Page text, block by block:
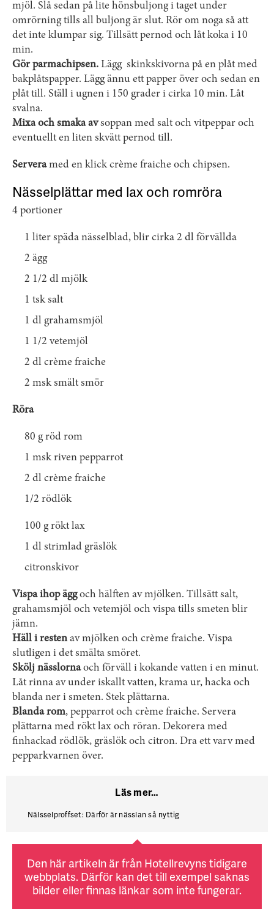
mjöl. Slå sedan på lite hönsbuljong i taget under
omrörning tills all buljong är slut. Rör om noga så att
det inte klumpar sig. Tillsätt pernod och låt koka i 10
min.
Gör parmachipsen. Lägg skinkskivorna på en plåt med
bakplåtspapper. Lägg ännu ett papper över och sedan en
plåt till. Ställ i ugnen i 150 grader i cirka 10 min. Låt
svalna.
Mixa och smaka avsoppan med salt och vitpeppar och
eventuellt en liten skvätt pernod till.
Serveramed en klick crème ­fraiche och chipsen.
Nässelplättar med lax och romröra
4 portioner
1 liter späda nässelblad, blir cirka 2 dl förvällda
2 ägg
2 1/2 dl mjölk
1 tsk salt
1 dl grahamsmjöl
1 1/2 vetemjöl
2 dl crème fraiche
2 msk smält smör
Röra
80 g röd rom
1 msk riven pepparrot
2 dl crème fraiche
1/2 rödlök
100 g rökt lax
1 dl strimlad gräslök
citronskivor
Vispa ihop äggoch hälften av mjölken. Tillsätt salt,
grahamsmjöl och vetemjöl och vispa tills smeten blir
jämn.
Häll i restenav mjölken och crème fraiche. Vispa
slutligen i det smälta smöret.
Skölj nässlornaoch förväll i kokande vatten i en minut.
Låt rinna av under iskallt vatten, krama ur, hacka och
blanda ner i smeten. Stek plättarna.
Blanda rom, pepparrot och crème fraiche. Servera
plättarna med rökt lax och röran. Dekorera med
finhackad rödlök, gräslök och citron. Dra ett varv med
pepparkvarnen över.
Läs mer…
Nälsselproffset: Därför är nässlan så nyttig
Den här artikeln är från Hotellrevyns tidigare
webbplats. Därför kan det till exempel saknas
bilder eller finnas länkar som inte fungerar.